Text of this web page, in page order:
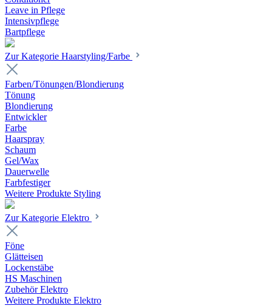
Leave in Pflege
Intensivpflege
Bartpflege
Zur Kategorie Haarstyling/Farbe
Farben/Tönungen/Blondierung
Tönung
Blondierung
Entwickler
Farbe
Haarspray
Schaum
Gel/Wax
Dauerwelle
Farbfestiger
Weitere Produkte Styling
Zur Kategorie Elektro
Föne
Glätteisen
Lockenstäbe
HS Maschinen
Zubehör Elektro
Weitere Produkte Elektro